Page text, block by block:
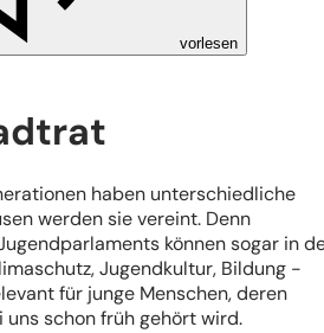
vorlesen
haben unterschiedliche
werden sie vereint. Denn
können sogar in
Jugendkultur, Bildung -
für junge Menschen, deren
schon früh gehört wird.